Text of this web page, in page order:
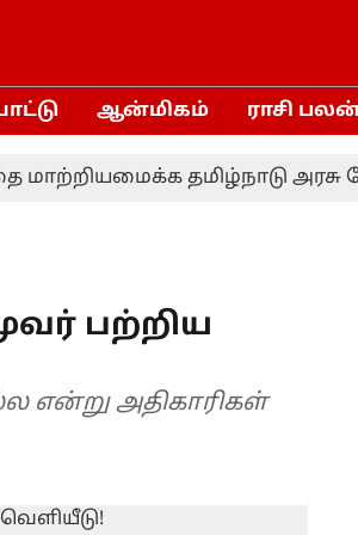
ஆன்மிகம் ராசி
தமிழ்நாடு அரசு
பற்றிய
என்று அதிகாரிகள்